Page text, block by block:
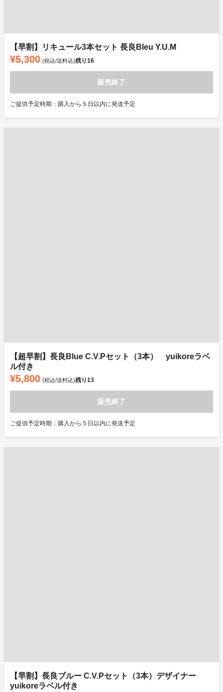
【早割】リキュール3本セット 長良Bleu Y.U.M
¥5,300 (税込/送料込)残り16
販売終了
ご提供予定時期：購入から５日以内に発送予定
【超早割】長良Blue C.V.Pセット（3本） yuikoreラベ
ル付き
¥5,800 (税込/送料込)残り13
販売終了
ご提供予定時期：購入から５日以内に発送予定
【早割】長良ブルー C.V.Pセット（3本）デザイナー
yuikoreラベル付き